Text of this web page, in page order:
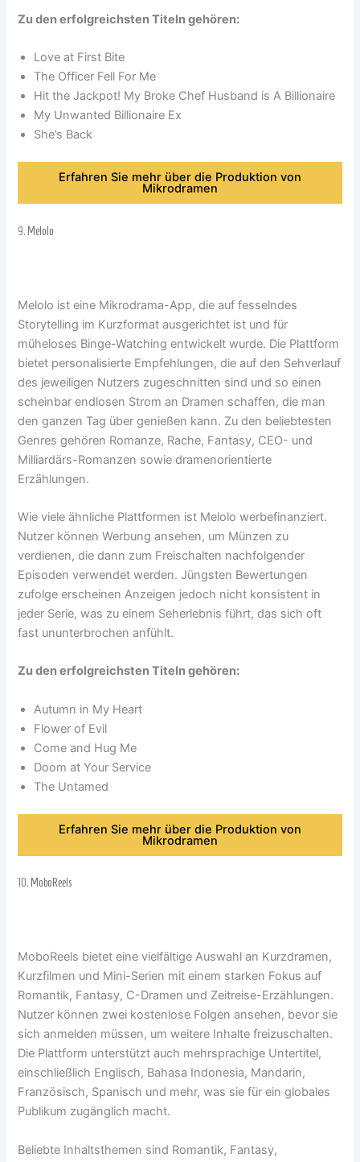
Zu den erfolgreichsten Titeln gehören:
Love at First Bite
The Officer Fell For Me
Hit the Jackpot! My Broke Chef Husband is A Billionaire
My Unwanted Billionaire Ex
She’s Back
Erfahren Sie mehr über die Produktion von
Mikrodramen
9. Melolo
Melolo ist eine Mikrodrama-App, die auf fesselndes
Storytelling im Kurzformat ausgerichtet ist und für
müheloses Binge-Watching entwickelt wurde. Die Plattform
bietet personalisierte Empfehlungen, die auf den Sehverlauf
des jeweiligen Nutzers zugeschnitten sind und so einen
scheinbar endlosen Strom an Dramen schaffen, die man
den ganzen Tag über genießen kann. Zu den beliebtesten
Genres gehören Romanze, Rache, Fantasy, CEO- und
Milliardärs-Romanzen sowie dramenorientierte
Erzählungen.
Wie viele ähnliche Plattformen ist Melolo werbefinanziert.
Nutzer können Werbung ansehen, um Münzen zu
verdienen, die dann zum Freischalten nachfolgender
Episoden verwendet werden. Jüngsten Bewertungen
zufolge erscheinen Anzeigen jedoch nicht konsistent in
jeder Serie, was zu einem Seherlebnis führt, das sich oft
fast ununterbrochen anfühlt.
Zu den erfolgreichsten Titeln gehören:
Autumn in My Heart
Flower of Evil
Come and Hug Me
Doom at Your Service
The Untamed
Erfahren Sie mehr über die Produktion von
Mikrodramen
10. MoboReels
MoboReels bietet eine vielfältige Auswahl an Kurzdramen,
Kurzfilmen und Mini-Serien mit einem starken Fokus auf
Romantik, Fantasy, C-Dramen und Zeitreise-Erzählungen.
Nutzer können zwei kostenlose Folgen ansehen, bevor sie
sich anmelden müssen, um weitere Inhalte freizuschalten.
Die Plattform unterstützt auch mehrsprachige Untertitel,
einschließlich Englisch, Bahasa Indonesia, Mandarin,
Französisch, Spanisch und mehr, was sie für ein globales
Publikum zugänglich macht.
Beliebte Inhaltsthemen sind Romantik, Fantasy,